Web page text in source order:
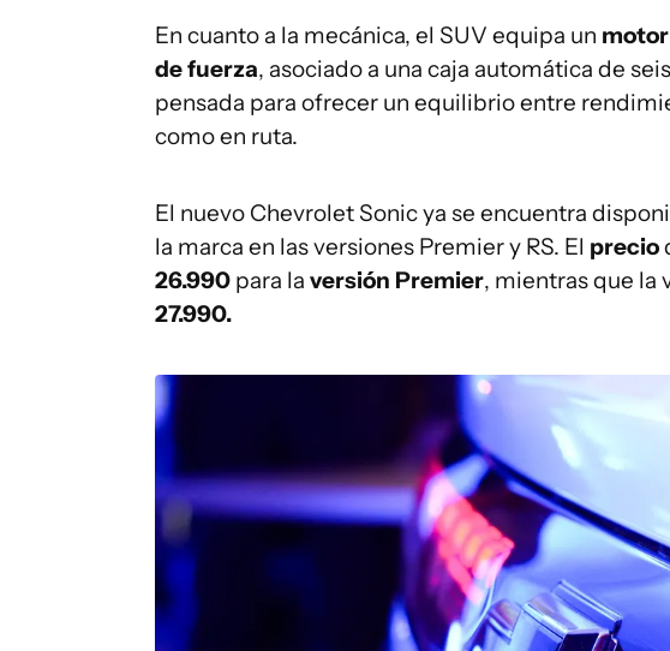
En cuanto a la mecánica, el SUV equipa un motor
de fuerza, asociado a una caja automática de
pensada para ofrecer un equilibrio entre
como en ruta.
El nuevo Chevrolet Sonic ya se encuentra
la marca en las versiones Premier y RS. El precio
26.990 para la versión Premier, mientras que la
27.990.